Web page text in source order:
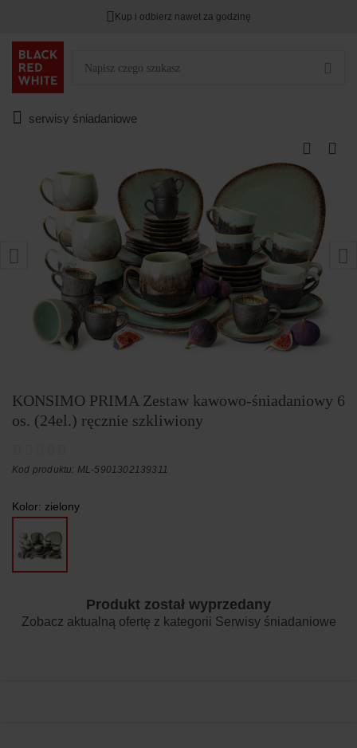
Kup i odbierz nawet za godzinę
serwisy śniadaniowe
KONSIMO PRIMA Zestaw kawowo-śniadaniowy 6
os. (24el.) ręcznie szkliwiony
Kod produktu: ML-5901302139311
Kolor: zielony
Produkt został wyprzedany
Zobacz aktualną ofertę z kategorii Serwisy śniadaniowe